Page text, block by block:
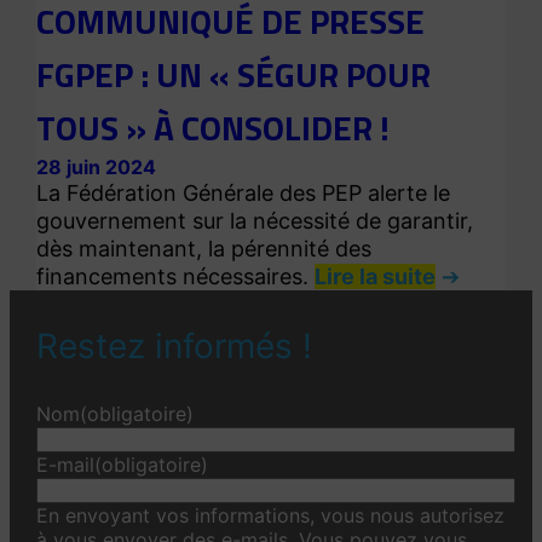
COMMUNIQUÉ DE PRESSE
FGPEP : UN « SÉGUR POUR
TOUS » À CONSOLIDER !
28 juin 2024
La Fédération Générale des PEP alerte le
gouvernement sur la nécessité de garantir,
dès maintenant, la pérennité des
financements nécessaires. Lire la suite
Restez informés !
Nom(obligatoire)
E-mail(obligatoire)
En envoyant vos informations, vous nous autorisez